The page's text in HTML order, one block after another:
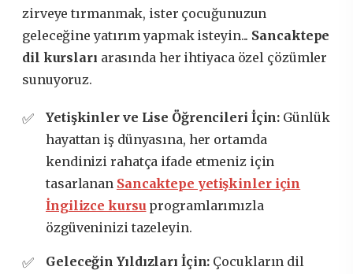
zirveye tırmanmak, ister çocuğunuzun
geleceğine yatırım yapmak isteyin... Sancaktepe
dil kursları arasında her ihtiyaca özel çözümler
sunuyoruz.
Yetişkinler ve Lise Öğrencileri İçin: Günlük
hayattan iş dünyasına, her ortamda
kendinizi rahatça ifade etmeniz için
tasarlanan Sancaktepe yetişkinler için
İngilizce kursu programlarımızla
özgüveninizi tazeleyin.
Geleceğin Yıldızları İçin: Çocukların dil